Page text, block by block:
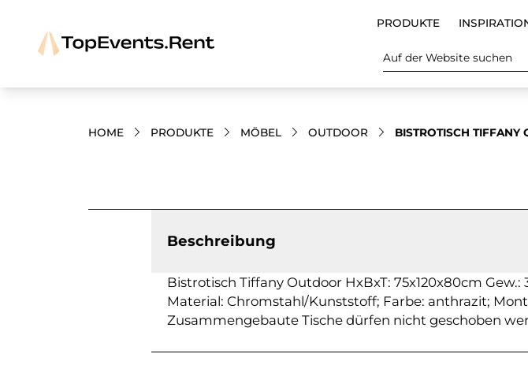
PRODUKTE
Auf der Website suchen
HOME PRODUKTE MÖBEL OUTDOOR BISTROTISCH TIFFANY
Beschreibung
Bistrotisch Tiffany Outdoor HxBxT: 75x120x80cm Gew.:
Material: Chromstahl/Kunststoff; Farbe: anthrazit;
Zusammengebaute Tische dürfen nicht geschoben